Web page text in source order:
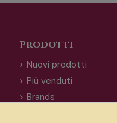
Prodotti
Nuovi prodotti
Più venduti
Brands